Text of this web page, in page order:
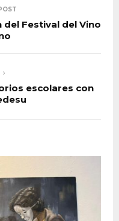
Festival del Vino
escolares con